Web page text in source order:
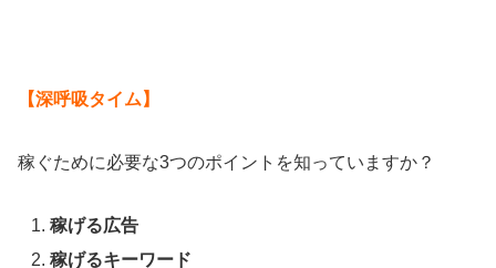
【深呼吸タイム】
稼ぐために必要な3つのポイントを知っていますか？
稼げる広告
稼げるキーワード